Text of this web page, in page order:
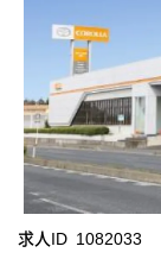
求人ID 1082033